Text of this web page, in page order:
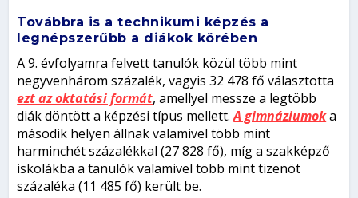
Továbbra is a technikumi képzés a
legnépszerűbb a diákok körében
A 9. évfolyamra felvett tanulók közül több mint
negyvenhárom százalék, vagyis 32 478 fő választotta
ezt az oktatási formát, amellyel messze a legtöbb
diák döntött a képzési típus mellett.A gimnáziumoka
második helyen állnak valamivel több mint
harminchét százalékkal (27 828 fő), míg a szakképző
iskolákba a tanulók valamivel több mint tizenöt
százaléka (11 485 fő) került be.